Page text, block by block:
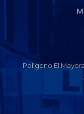
Polígono El